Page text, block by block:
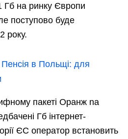
Гб на ринку Європи
поступово буде
року.
Пенсія в Польщі: для
пакеті Оранж na
Гб інтернет-
ЄС оператор встановить